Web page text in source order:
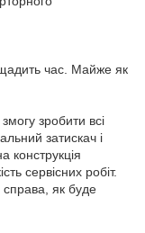
час. Майже як
зробити всі
затискач і
конструкція
сервісних робіт.
справа, як буде